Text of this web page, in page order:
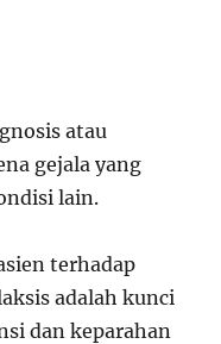
atau
gejala yang
lain.
terhadap
adalah kunci
dan keparahan